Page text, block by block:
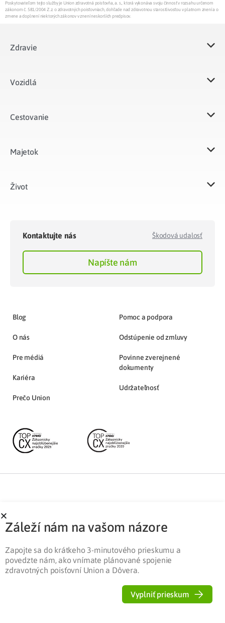
Poskytovateľom tejto služby je Union zdravotná poisťovňa, a. s., ktorá vykonáva svoju činnosť v rozsahu určenom
zákonom č. 581/2004 Z.z. o zdravotných poisťovniach, dohľade nad zdravotnou starostlivosťou v platnom znení a o
zmene a doplnení niektorých zákonov v znení neskorších predpisov.
Zdravie
Vozidlá​
Cestovanie
Majetok​
Život​
Kontaktujte nás Škodová udalosť
Napíšte nám
Blog
O nás
Pre médiá
Kariéra
Prečo Union
Pomoc a podpora
Odstúpenie od zmluvy
Povinne zverejnené
dokumenty
Udržateľnosť
Partnerská zóna Ochrana osobných údajov
Záleží nám na vašom názore
Zapojte sa do krátkeho 3-minutového prieskumu a
povedzte nám, ako vnímate plánované spojenie
zdravotných poisťovní Union a Dôvera.
Vyplniť prieskum